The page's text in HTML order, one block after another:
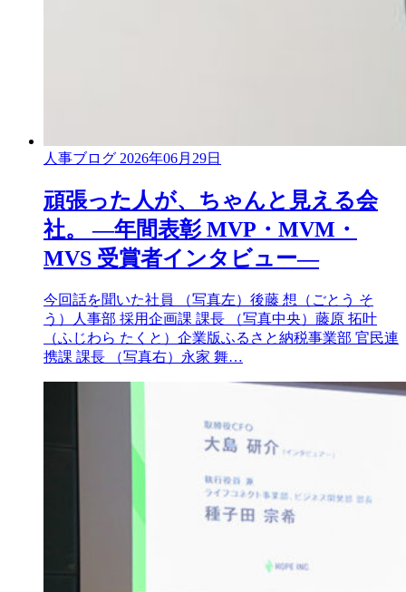
人事ブログ 2026年06月29日
頑張った人が、ちゃんと見える会
社。 ―年間表彰 MVP・MVM・
MVS 受賞者インタビュー―
今回話を聞いた社員 （写真左）後藤 想（ごとう そ
う）人事部 採用企画課 課長 （写真中央）藤原 拓叶
（ふじわら たくと）企業版ふるさと納税事業部 官民連
携課 課長 （写真右）永家 舞…